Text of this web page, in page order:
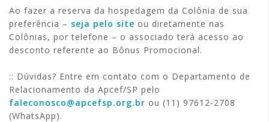
Ao fazer a reserva da hospedagem da Colônia de sua
preferência – seja pelo site ou diretamente nas
Colônias, por telefone – o associado terá acesso ao
desconto referente ao Bônus Promocional.
:: Dúvidas? Entre em contato com o Departamento de
Relacionamento da Apcef/SP pelo
faleconosco@apcefsp.org.br ou (11) 97612-2708
(WhatsApp).